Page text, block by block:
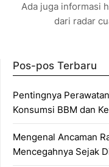
Ada juga informasi
dari radar
Pos-pos Terbaru
Pentingnya
Konsumsi BBM dan
Mengenal Ancaman
Mencegahnya Sejak